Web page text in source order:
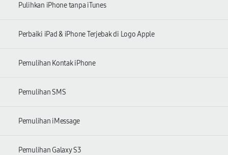
Pulihkan iPhone tanpa iTunes
Perbaiki iPad & iPhone Terjebak di Logo Apple
Pemulihan Kontak iPhone
Pemulihan SMS
Pemulihan iMessage
Pemulihan Galaxy S3